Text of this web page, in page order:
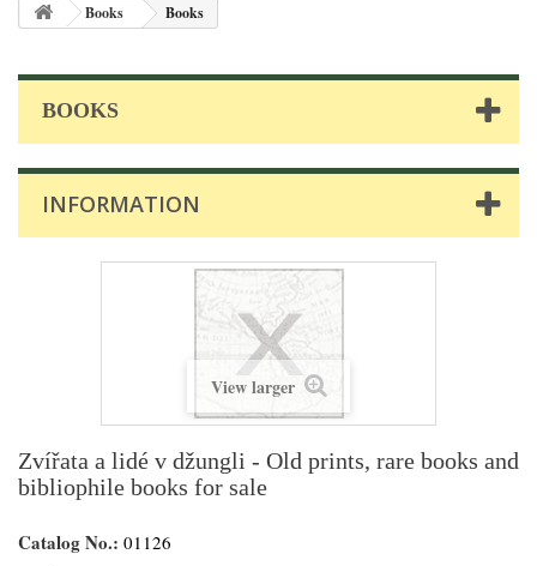
Books Books
BOOKS
INFORMATION
View larger
Zvířata a lidé v džungli - Old prints, rare books and
bibliophile books for sale
Catalog No.: 01126